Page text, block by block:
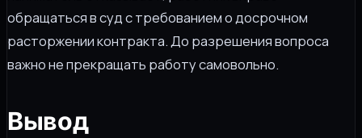
обращаться в суд с требованием о досрочном
расторжении контракта. До разрешения вопроса
важно не прекращать работу самовольно.
Вывод